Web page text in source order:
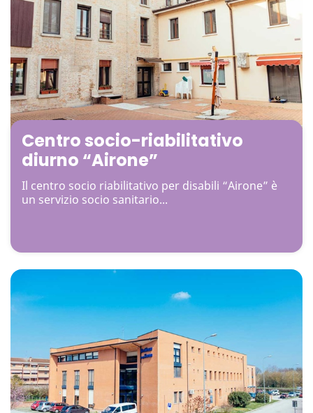
Centro socio-riabilitativo
diurno “Airone”
Il centro socio riabilitativo per disabili “Airone” è
un servizio socio sanitario...